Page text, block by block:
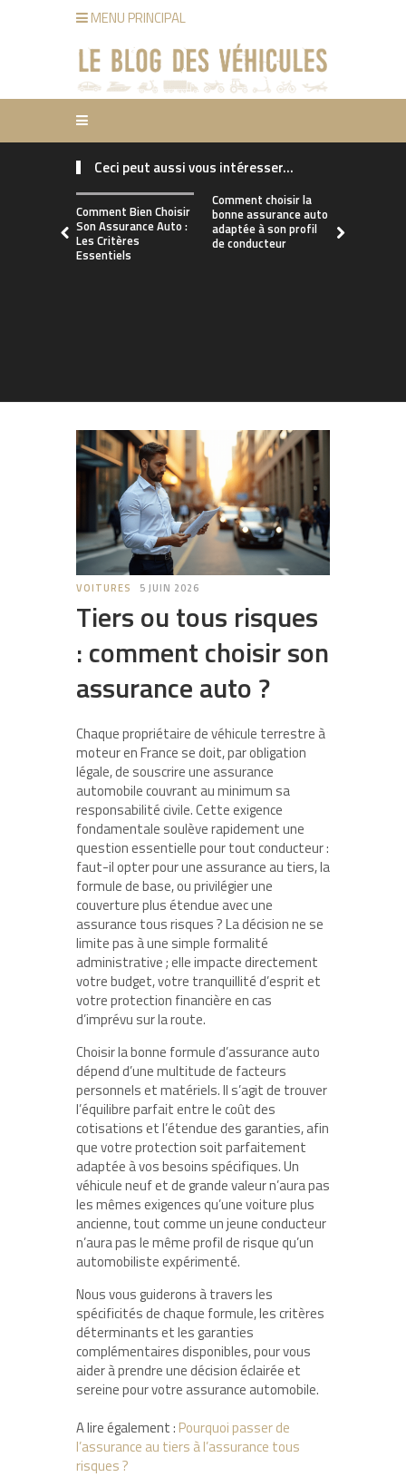
MENU PRINCIPAL
Ceci peut aussi vous intéresser...
Comment Bien Choisir
Son Assurance Auto :
Les Critères
Essentiels
Comment choisir la
bonne assurance auto
adaptée à son profil
de conducteur
VOITURES 5 JUIN 2026
Tiers ou tous risques
: comment choisir son
assurance auto ?
Chaque propriétaire de véhicule terrestre à
moteur en France se doit, par obligation
légale, de souscrire une assurance
automobile couvrant au minimum sa
responsabilité civile. Cette exigence
fondamentale soulève rapidement une
question essentielle pour tout conducteur :
faut-il opter pour une assurance au tiers, la
formule de base, ou privilégier une
couverture plus étendue avec une
assurance tous risques ? La décision ne se
limite pas à une simple formalité
administrative ; elle impacte directement
votre budget, votre tranquillité d’esprit et
votre protection financière en cas
d’imprévu sur la route.
Choisir la bonne formule d’assurance auto
dépend d’une multitude de facteurs
personnels et matériels. Il s’agit de trouver
l’équilibre parfait entre le coût des
cotisations et l’étendue des garanties, afin
que votre protection soit parfaitement
adaptée à vos besoins spécifiques. Un
véhicule neuf et de grande valeur n’aura pas
les mêmes exigences qu’une voiture plus
ancienne, tout comme un jeune conducteur
n’aura pas le même profil de risque qu’un
automobiliste expérimenté.
Nous vous guiderons à travers les
spécificités de chaque formule, les critères
déterminants et les garanties
complémentaires disponibles, pour vous
aider à prendre une décision éclairée et
sereine pour votre assurance automobile.
A lire également : Pourquoi passer de
l’assurance au tiers à l’assurance tous
risques ?